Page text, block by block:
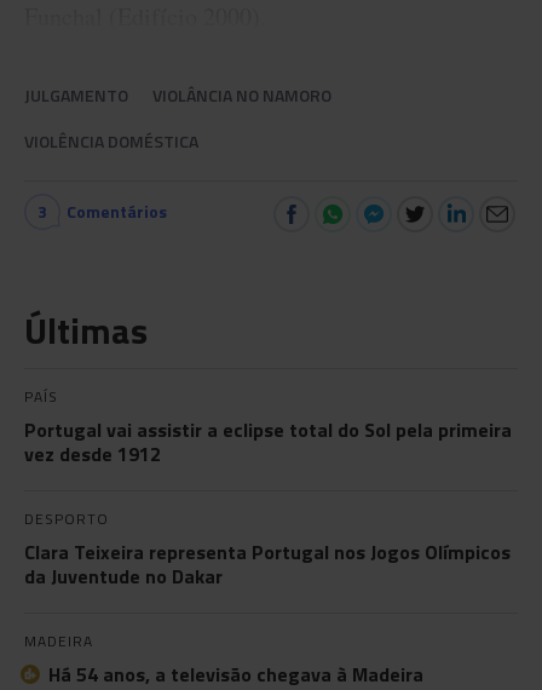
JULGAMENTO
VIOLÂNCIA NO NAMORO
VIOLÊNCIA DOMÉSTICA
3 Comentários
Últimas
PAÍS
Portugal vai assistir a eclipse total do Sol pela primeira
vez desde 1912
DESPORTO
Clara Teixeira representa Portugal nos Jogos Olímpicos
da Juventude no Dakar
MADEIRA
Há 54 anos, a televisão chegava à Madeira